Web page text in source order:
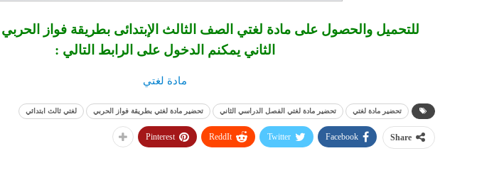
للتحميل والحصول على مادة لغتي الصف الثالث الإبتدائى بطريقة فواز
الثاني يمكنم الدخول على الرابط التالي :
مادة لغتي
تحضير مادة لغتي تحضير مادة لغتي الفصل الدراسي الثاني تحضير مادة لغتي بطريقة فواز الحربي لغتي ثالث ابتدائي
Share
Facebook
Twitter
ReddIt
Pinterest